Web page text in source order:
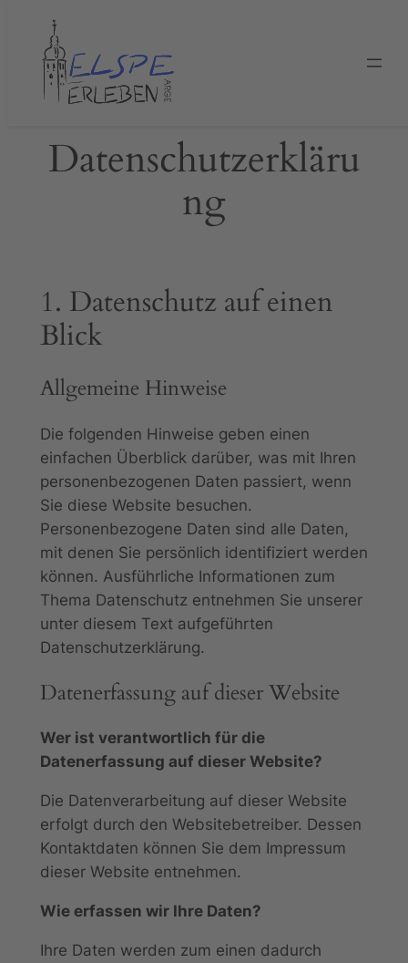
springen
Datenschutzerkläru
ng
1. Datenschutz auf einen
Blick
Allgemeine Hinweise
Die folgenden Hinweise geben einen
einfachen Überblick darüber, was mit Ihren
personenbezogenen Daten passiert, wenn
Sie diese Website besuchen.
Personenbezogene Daten sind alle Daten,
mit denen Sie persönlich identifiziert werden
können. Ausführliche Informationen zum
Thema Datenschutz entnehmen Sie unserer
unter diesem Text aufgeführten
Datenschutzerklärung.
Datenerfassung auf dieser Website
Wer ist verantwortlich für die
Datenerfassung auf dieser Website?
Die Datenverarbeitung auf dieser Website
erfolgt durch den Websitebetreiber. Dessen
Kontaktdaten können Sie dem Impressum
dieser Website entnehmen.
Wie erfassen wir Ihre Daten?
Ihre Daten werden zum einen dadurch